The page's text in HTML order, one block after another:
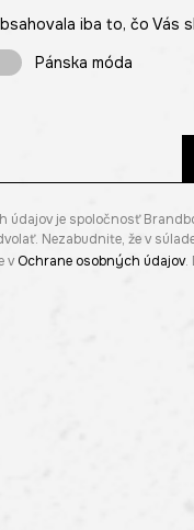
iba to, čo Vás
Pánska móda
je spoločnosť
Nezabudnite, že v
v Ochrane osobných údajov.